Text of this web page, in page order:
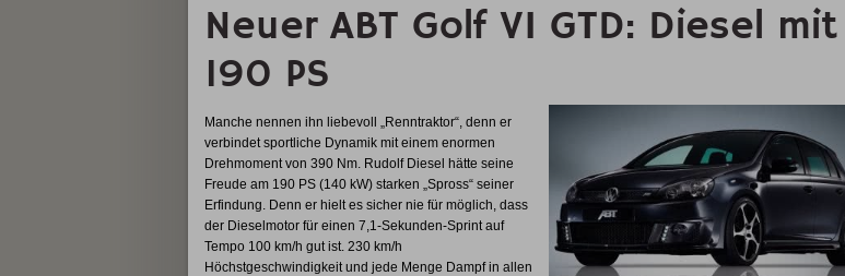
Neuer ABT Golf VI GTD: Diesel mit
190 PS
Manche nennen ihn liebevoll „Renntraktor“, denn er
verbindet sportliche Dynamik mit einem enormen
Drehmoment von 390 Nm. Rudolf Diesel hätte seine
Freude am 190 PS (140 kW) starken „Spross“ seiner
Erfindung. Denn er hielt es sicher nie für möglich, dass
der Dieselmotor für einen 7,1-Sekunden-Sprint auf
Tempo 100 km/h gut ist. 230 km/h
Höchstgeschwindigkeit und jede Menge Dampf in allen